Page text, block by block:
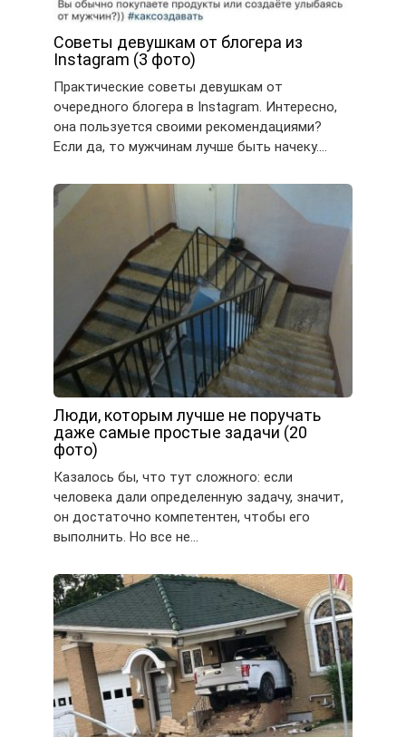
Советы девушкам от блогера из
Instagram (3 фото)
Практические советы девушкам от
очередного блогера в Instagram. Интересно,
она пользуется своими рекомендациями?
Если да, то мужчинам лучше быть начеку….
Люди, которым лучше не поручать
даже самые простые задачи (20
фото)
Казалось бы, что тут сложного: если
человека дали определенную задачу, значит,
он достаточно компетентен, чтобы его
выполнить. Но все не…